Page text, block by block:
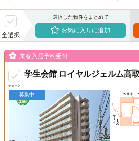
全選択
選択した物件をまとめて
お気に入りに追加
チェック
来春入居予約受付
学生会館 ロイヤルジェルム高
募集中